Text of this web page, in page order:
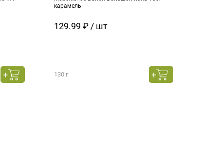
карамель
129.99 ₽ / шт
130 г